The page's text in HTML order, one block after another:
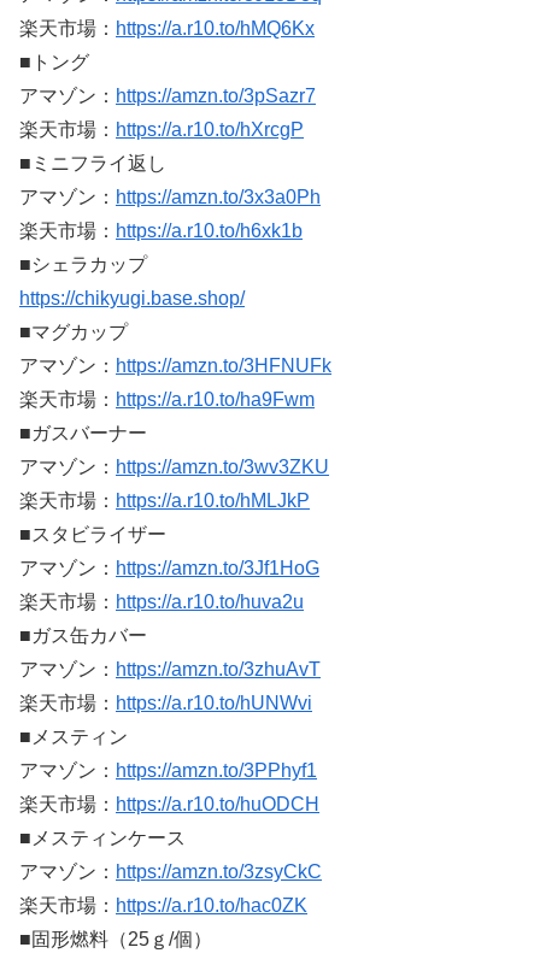
楽天市場： https://a.r10.to/hMQ6Kx
■トング
アマゾン： https://amzn.to/3pSazr7
楽天市場： https://a.r10.to/hXrcgP
■ミニフライ返し
アマゾン： https://amzn.to/3x3a0Ph
楽天市場： https://a.r10.to/h6xk1b
■シェラカップ
https://chikyugi.base.shop/
■マグカップ
アマゾン： https://amzn.to/3HFNUFk
楽天市場： https://a.r10.to/ha9Fwm
■ガスバーナー
アマゾン： https://amzn.to/3wv3ZKU
楽天市場： https://a.r10.to/hMLJkP
■スタビライザー
アマゾン： https://amzn.to/3Jf1HoG
楽天市場： https://a.r10.to/huva2u
■ガス缶カバー
アマゾン： https://amzn.to/3zhuAvT
楽天市場： https://a.r10.to/hUNWvi
■メスティン
アマゾン： https://amzn.to/3PPhyf1
楽天市場： https://a.r10.to/huODCH
■メスティンケース
アマゾン： https://amzn.to/3zsyCkC
楽天市場： https://a.r10.to/hac0ZK
■固形燃料（25ｇ/個）